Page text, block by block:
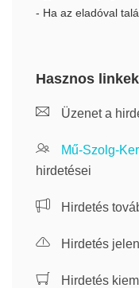
- Ha az eladóval
Hasznos
Üzenet a
Mű-Szolg-
hirdetései
Hirdetés
Hirdetés
Hirdetés